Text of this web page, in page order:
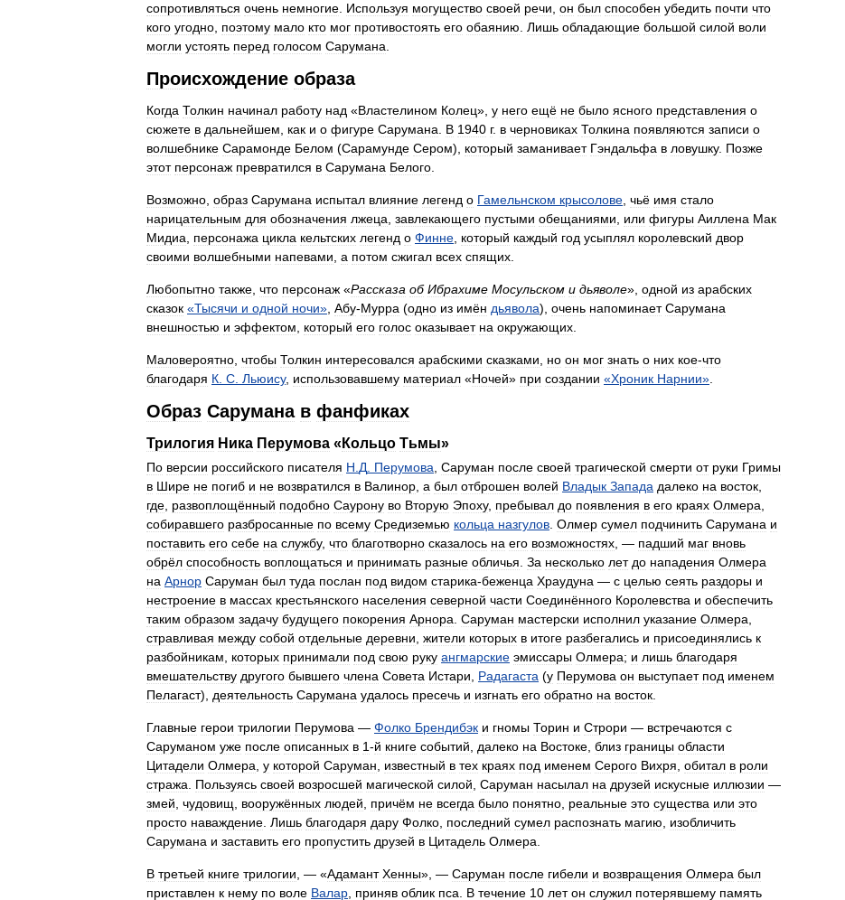
сопротивляться очень немногие Используя могущество своей речи он был способен убедить почти что
кого угодно поэтому мало кто мог противостоять его обаянию Лишь обладающие большой силой воли
могли устоять перед голосом Сарумана
Происхождение образа
Когда Толкин начинал работу над «Властелином Колец», у него ещё не было ясного представления о
сюжете в дальнейшем как и о фигуре Сарумана В 1940 г. в черновиках Толкина появляются записи о
волшебнике Сарамонде Белом (Сарамунде Сером), который заманивает Гэндальфа в ловушку. Позже
этот персонаж превратился в Сарумана Белого
Возможно образ Сарумана испытал влияние легенд о Гамельнском крысолове чьё имя стало
нарицательным для обозначения лжеца завлекающего пустыми обещаниями или фигуры Аиллена Мак
Мидиа
персонажа цикла кельтских легенд о Финне который каждый год усыплял королевский двор
своими волшебными напевами а потом сжигал всех спящих
Любопытно также что персонаж «Рассказа об Ибрахиме Мосульском и дьяволе», одной из арабских
сказок «Тысячи и одной ночи» Абу-Мурра (одно из имён дьявола), очень напоминает Сарумана
внешностью и эффектом который его голос оказывает на окружающих
Маловероятно чтобы Толкин интересовался арабскими сказками но он мог знать о них кое-что
благодаря К С Льюису, использовавшему материал «Ночей» при создании «Хроник Нарнии»
Образ Сарумана в фанфиках
Трилогия Ника Перумова « Кольцо Тьмы»
По версии российского писателя Н Д Перумова Саруман после своей трагической смерти от руки Гримы
в Шире не погиб и не возвратился в Валинор а был отброшен волей Владык Запада далеко на восток
где развоплощённый подобно Саурону во Вторую Эпоху, пребывал до появления в его краях Олмера
собиравшего разбросанные по всему Средиземью кольца назгулов Олмер сумел подчинить Сарумана и
поставить его себе на службу, что благотворно сказалось на его возможностях , — падший маг вновь
обрёл способность воплощаться и принимать разные обличья За несколько лет до нападения Олмера
на Арнор Саруман был туда послан под видом старика-беженца Храудуна — с целью сеять раздоры и
нестроение в массах крестьянского населения северной части Соединённого Королевства и обеспечить
таким образом задачу будущего покорения Арнора Саруман мастерски исполнил указание Олмера
стравливая между собой отдельные деревни жители которых в итоге разбегались и присоединялись к
разбойникам
которых принимали под свою руку ангмарские эмиссары Олмера; и лишь благодаря
вмешательству другого бывшего члена Совета Истари Радагаста (у Перумова он выступает под именем
Пелагаст), деятельность Сарумана удалось пресечь и изгнать его обратно на восток
Главные герои трилогии Перумова — Фолко Брендибэк и гномы Торин и Строри — встречаются с
Cаруманом уже после описанных в 1-й книге событий далеко на Востоке близ границы области
Цитадели Олмера у которой Саруман известный в тех краях под именем Серого Вихря обитал в роли
стража
Пользуясь своей возросшей магической силой Саруман насылал на друзей искусные иллюзии —
змей чудовищ вооружённых людей причём не всегда было понятно реальные это существа или это
просто наваждение Лишь благодаря дару Фолко последний сумел распознать магию
изобличить
Сарумана и заставить его пропустить друзей в Цитадель Олмера
В третьей книге трилогии , — «Адамант Хенны», — Саруман после гибели и возвращения Олмера был
приставлен к нему по воле Валар приняв облик пса В течение 10 лет он служил потерявшему память